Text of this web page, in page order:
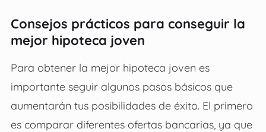
Consejos prácticos para conseguir la
mejor hipoteca joven
Para obtener la mejor hipoteca joven es
importante seguir algunos pasos básicos que
aumentarán tus posibilidades de éxito. El primero
es comparar diferentes ofertas bancarias, ya que